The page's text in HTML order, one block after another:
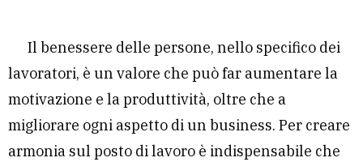
Il benessere delle persone, nello specifico dei
lavoratori, è un valore che può far aumentare la
motivazione e la produttività, oltre che a
migliorare ogni aspetto di un business. Per creare
armonia sul posto di lavoro è indispensabile che